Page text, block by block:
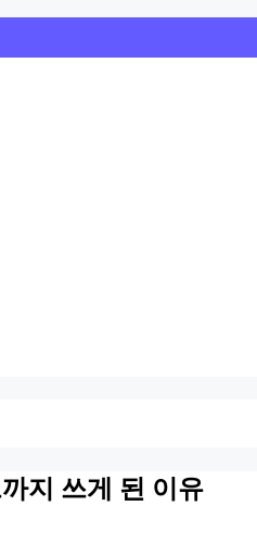
지 쓰게 된 이유